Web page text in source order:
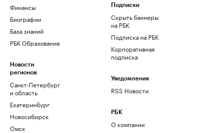
Финансы
Биографии
База знаний
РБК Образование
Новости
регионов
Санкт-Петербург
и область
Екатеринбург
Новосибирск
Омск
Подписки
Скрыть баннеры
на РБК
Подписка на РБК
Корпоративная
подписка
Уведомления
RSS Новости
РБК
О компании